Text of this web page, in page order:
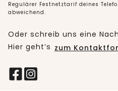
Regulärer Festnetztarif deines
abweichend.
Oder schreib uns eine
Hier geht’s zum